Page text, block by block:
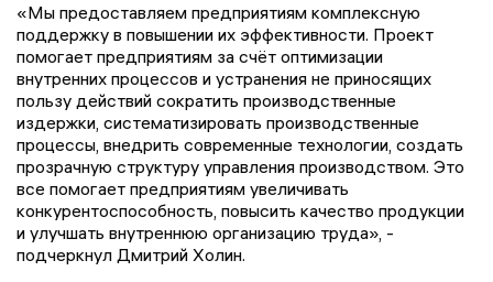
«Мы предоставляем предприятиям комплексную
поддержку в повышении их эффективности. Проект
помогает предприятиям за счёт оптимизации
внутренних процессов и устранения не приносящих
пользу действий сократить производственные
издержки, систематизировать производственные
процессы, внедрить современные технологии, создать
прозрачную структуру управления производством. Это
все помогает предприятиям увеличивать
конкурентоспособность, повысить качество продукции
и улучшать внутреннюю организацию труда», -
подчеркнул Дмитрий Холин.